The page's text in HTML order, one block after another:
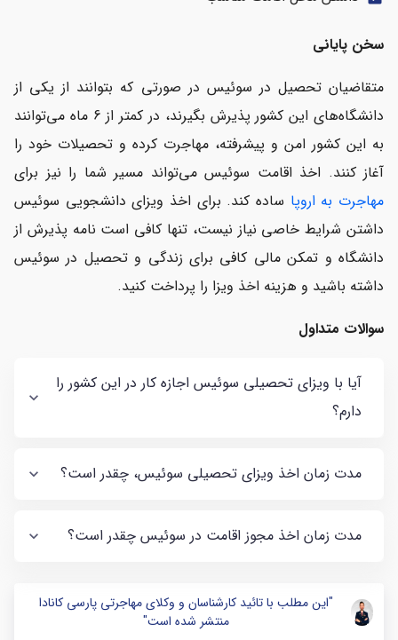
سخن پایانی
متقاضیان تحصیل در سوئیس در صورتی که بتوانند از یکی از
دانشگاه‌های این کشور پذیرش بگیرند، در کمتر از 6 ماه می‌توانند
به این کشور امن و پیشرفته، مهاجرت کرده و تحصیلات خود را
آغاز کنند. اخذ اقامت سوئیس می‌تواند مسیر شما را نیز برای
مهاجرت به اروپا ساده کند. برای اخذ ویزای دانشجویی سوئیس
داشتن شرایط خاصی نیاز نیست، تنها کافی است نامه پذیرش از
دانشگاه و تمکن مالی کافی برای زندگی و تحصیل در سوئیس
داشته باشید و هزینه اخذ ویزا را پرداخت کنید.
سوالات متداول
آیا با ویزای تحصیلی سوئیس اجازه کار در این کشور را
دارم؟
مدت زمان اخذ ویزای تحصیلی سوئیس، چقدر است؟
مدت زمان اخذ مجوز اقامت در سوئیس چقدر است؟
"این مطلب با تائید کارشناسان و وکلای مهاجرتی پارسی کانادا
منتشر شده است"